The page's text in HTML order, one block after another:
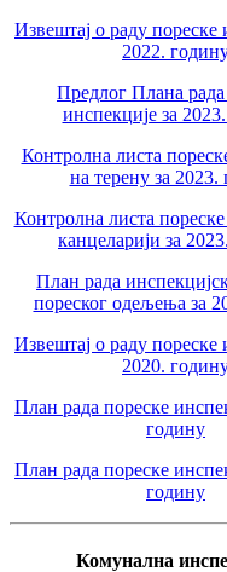
Извештај о раду пореске
2022.
Предлог Плана рада
инспекције за
Контролна листа
на терену за 2023.
Контролна листа
канцеларији за
План рада
пореског одељења за
Извештај о раду пореске
2020.
План рада пореске
годину
План рада пореске
годину
Комунална